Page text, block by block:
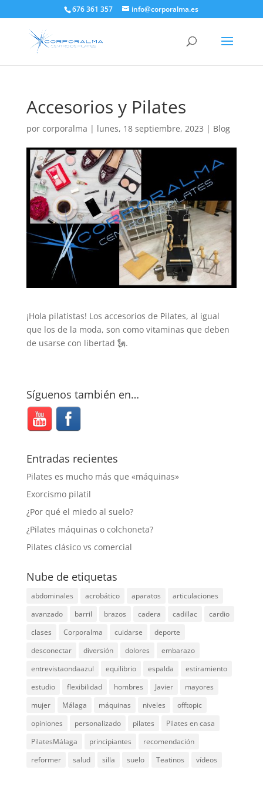
676 361 357 info@corporalma.es
Accesorios y Pilates
por corporalma | lunes, 18 septiembre, 2023 | Blog
¡Hola pilatistas! Los accesorios de Pilates, al igual
que los de la moda, son como vitaminas que deben
de usarse con libertad 🗽.
Síguenos también en…
Entradas recientes
Pilates es mucho más que «máquinas»
Exorcismo pilatil
¿Por qué el miedo al suelo?
¿Pilates máquinas o colchoneta?
Pilates clásico vs comercial
Nube de etiquetas
abdominales acrobático aparatos
articulaciones
avanzado
barril brazos cadera cadillac
cardio
clases
Corporalma cuidarse
deporte
desconectar
diversión dolores
embarazo
entrevistaondaazul
equilibrio espalda
estiramiento
estudio
flexibilidad hombres Javier
mayores
mujer
Málaga máquinas niveles
offtopic
opiniones
personalizado pilates
Pilates en casa
PilatesMálaga
principiantes
recomendación
reformer
salud silla suelo Teatinos vídeos